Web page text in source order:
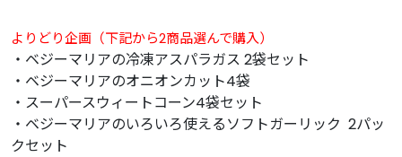
よりどり企画（下記から2商品選んで購入）
・ベジーマリアの冷凍アスパラガス 2袋セット
・ベジーマリアのオニオンカット4袋
・スーパースウィートコーン4袋セット
・ベジーマリアのいろいろ使えるソフトガーリック 2パッ
クセット